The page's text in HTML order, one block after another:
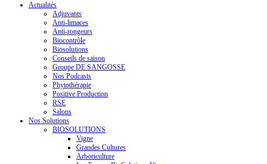
Actualités
Adjuvants
Anti-limaces
Anti-rongeurs
Biocontrôle
Biosolutions
Conseils de saison
Groupe DE SANGOSSE
Nos Podcasts
Phytothérapie
Positive Production
RSE
Salons
Nos Solutions
BIOSOLUTIONS
Vigne
Grandes Cultures
Arboriculture